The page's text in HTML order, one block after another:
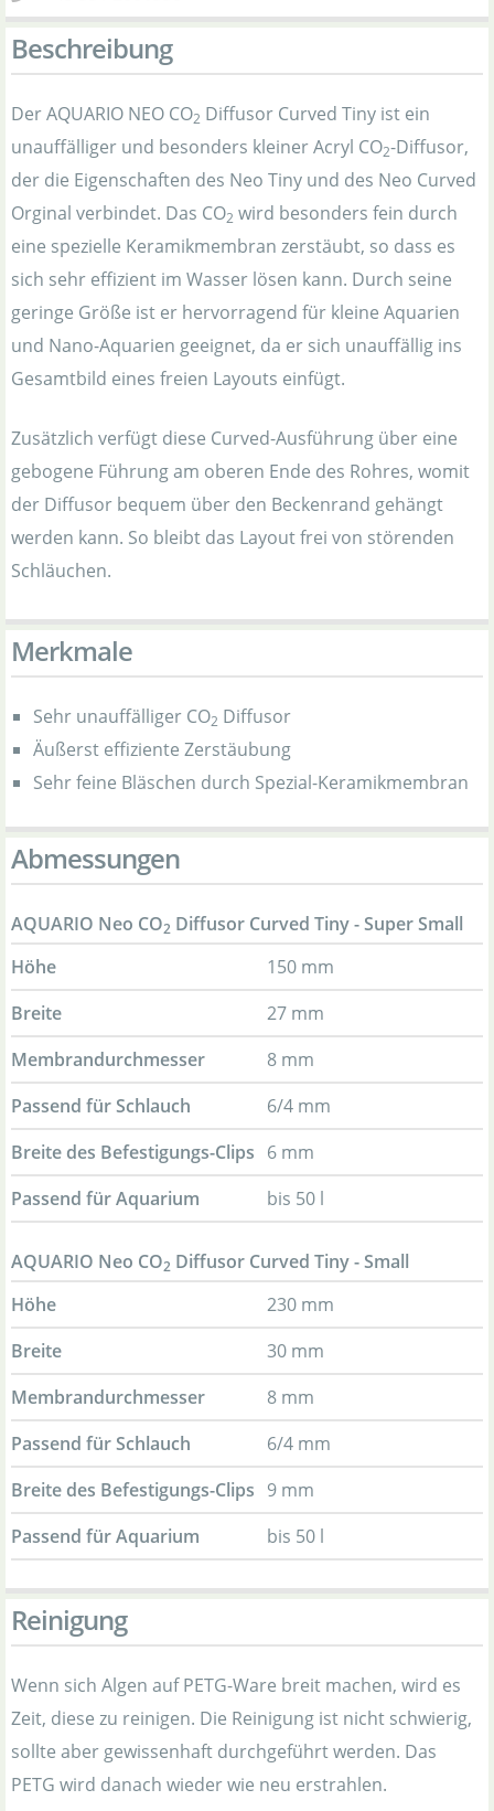
Beschreibung
Der AQUARIO NEO CO2 Diffusor Curved Tiny ist ein
unauffälliger und besonders kleiner Acryl CO2-Diffusor,
der die Eigenschaften des Neo Tiny und des Neo Curved
Orginal verbindet. Das CO2 wird besonders fein durch
eine spezielle Keramikmembran zerstäubt, so dass es
sich sehr effizient im Wasser lösen kann. Durch seine
geringe Größe ist er hervorragend für kleine Aquarien
und Nano-Aquarien geeignet, da er sich unauffällig ins
Gesamtbild eines freien Layouts einfügt.
Zusätzlich verfügt diese Curved-Ausführung über eine
gebogene Führung am oberen Ende des Rohres, womit
der Diffusor bequem über den Beckenrand gehängt
werden kann. So bleibt das Layout frei von störenden
Schläuchen.
Merkmale
Sehr unauffälliger CO2 Diffusor
Äußerst effiziente Zerstäubung
Sehr feine Bläschen durch Spezial-Keramikmembran
Abmessungen
AQUARIO Neo CO2 Diffusor Curved Tiny - Super Small
Höhe
150 mm
Breite
27 mm
Membrandurchmesser
8 mm
Passend für Schlauch
6/4 mm
Breite des Befestigungs-Clips 6 mm
Passend für Aquarium
bis 50 l
AQUARIO Neo CO2 Diffusor Curved Tiny - Small
Höhe
230 mm
Breite
30 mm
Membrandurchmesser
8 mm
Passend für Schlauch
6/4 mm
Breite des Befestigungs-Clips 9 mm
Passend für Aquarium
bis 50 l
Reinigung
Wenn sich Algen auf PETG-Ware breit machen, wird es
Zeit, diese zu reinigen. Die Reinigung ist nicht schwierig,
sollte aber gewissenhaft durchgeführt werden. Das
PETG wird danach wieder wie neu erstrahlen.